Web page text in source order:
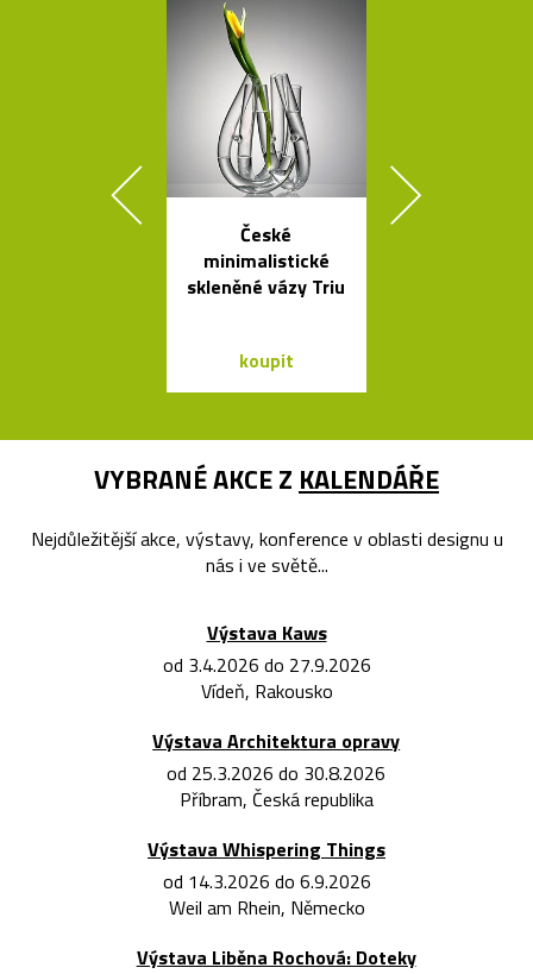
České
minimalistické
skleněné vázy Triu
koupit
VYBRANÉ AKCE Z KALENDÁŘE
Nejdůležitější akce, výstavy, konference v oblasti designu u
nás i ve světě...
Výstava Kaws
od 3.4.2026 do 27.9.2026
Vídeň, Rakousko
Výstava Architektura opravy
od 25.3.2026 do 30.8.2026
Příbram, Česká republika
Výstava Whispering Things
od 14.3.2026 do 6.9.2026
Weil am Rhein, Německo
Výstava Liběna Rochová: Doteky